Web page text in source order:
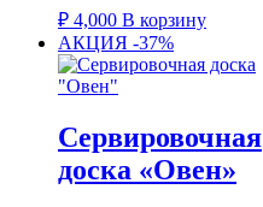
₽ 4,000 В корзину
АКЦИЯ -37%
Сервировочная
доска «Овен»